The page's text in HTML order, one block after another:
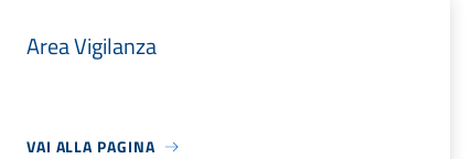
Area Vigilanza
VAI ALLA PAGINA